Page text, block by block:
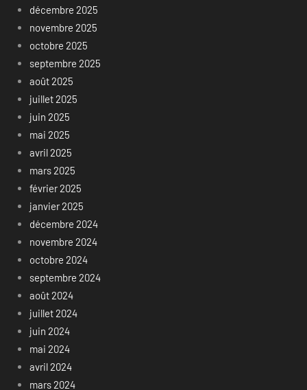
décembre 2025
novembre 2025
octobre 2025
septembre 2025
août 2025
juillet 2025
juin 2025
mai 2025
avril 2025
mars 2025
février 2025
janvier 2025
décembre 2024
novembre 2024
octobre 2024
septembre 2024
août 2024
juillet 2024
juin 2024
mai 2024
avril 2024
mars 2024